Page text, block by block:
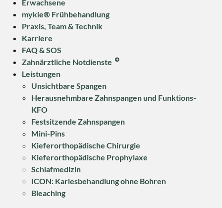
Erwachsene
mykie® Frühbehandlung
Praxis, Team & Technik
Karriere
FAQ & SOS
Zahnärztliche Notdienste
Leistungen
Unsichtbare Spangen
Herausnehmbare Zahnspangen und Funktions-
KFO
Festsitzende Zahnspangen
Mini-Pins
Kieferorthopädische Chirurgie
Kieferorthopädische Prophylaxe
Schlafmedizin
ICON: Kariesbehandlung ohne Bohren
Bleaching